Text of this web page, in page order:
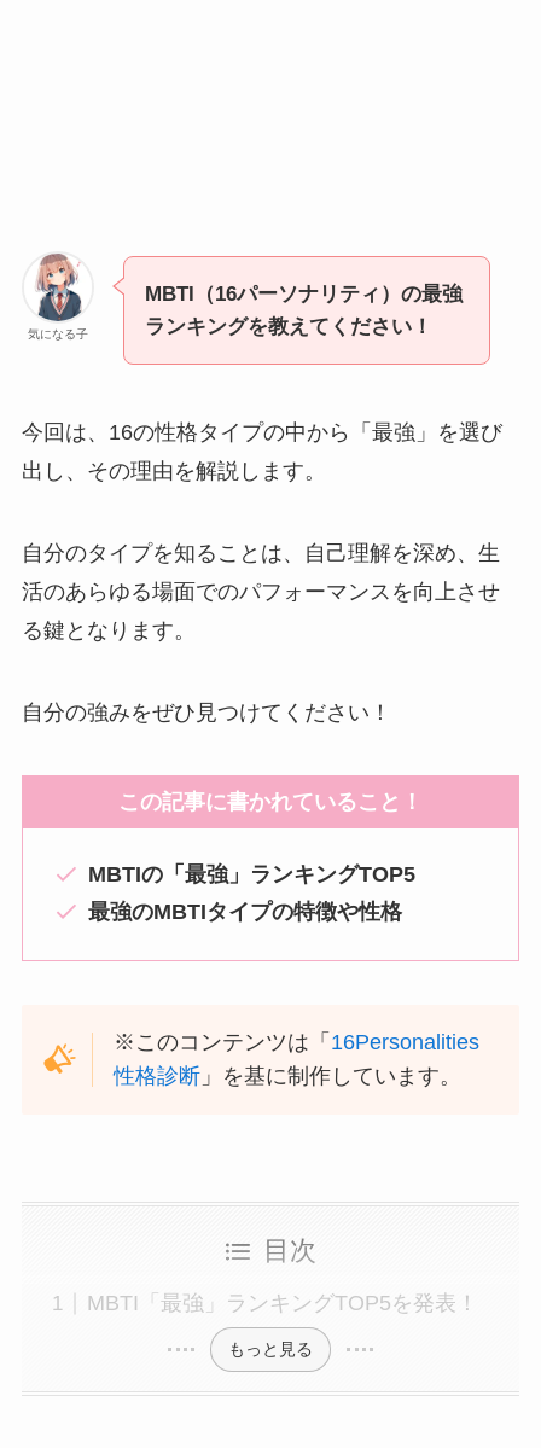
気になる子
MBTI（16パーソナリティ）の最強
ランキングを教えてください！
今回は、16の性格タイプの中から「最強」を選び
出し、その理由を解説します。
自分のタイプを知ることは、自己理解を深め、生
活のあらゆる場面でのパフォーマンスを向上させ
る鍵となります。
自分の強みをぜひ見つけてください！
この記事に書かれていること！
MBTIの「最強」ランキングTOP5
最強のMBTIタイプの特徴や性格
※このコンテンツは「 16Personalities
性格診断 」を基に制作しています。
目次
MBTI「最強」ランキングTOP5を発表！
もっと見る